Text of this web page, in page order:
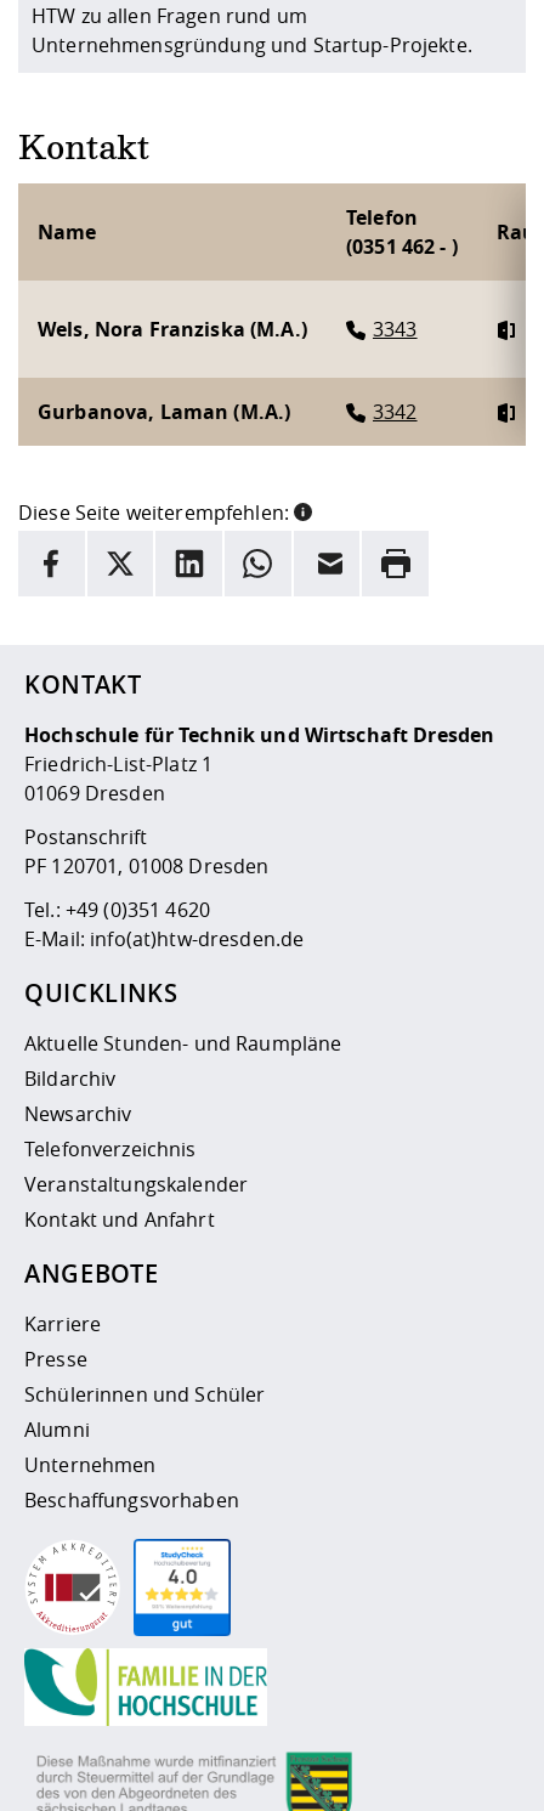
HTW zu allen Fragen rund um
Unternehmensgründung und Startup-Projekte.
Kontakt
Name
Telefon
(0351 462 - )
Wels, Nora Franziska (M.A.) 3343
Gurbanova, Laman (M.A.) 3342
Diese Seite weiterempfehlen:
INFORMATION
Hier stehen weitere Informationen und ein Link zur
Facebook
X LinkedInWhatsappE-Mail Drucken
KONTAKT
Hochschule für Technik und Wirtschaft Dresden
Friedrich-List-Platz 1
01069 Dresden
Postanschrift
PF 120701, 01008 Dresden
Tel.: +49 (0)351 4620
E-Mail: info(at)htw-dresden.de
QUICKLINKS
Aktuelle Stunden- und Raumpläne
Bildarchiv
Newsarchiv
Telefonverzeichnis
Veranstaltungskalender
Kontakt und Anfahrt
ANGEBOTE
Karriere
Presse
Schülerinnen und Schüler
Alumni
Unternehmen
Beschaffungsvorhaben